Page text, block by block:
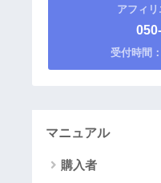
アフィ
受付時間
マニュアル
購入者